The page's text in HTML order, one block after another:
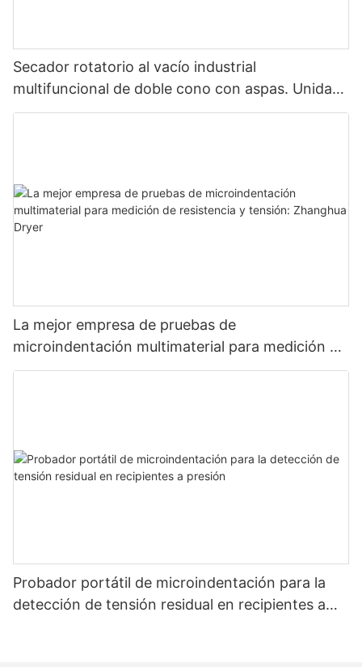
Secador rotatorio al vacío industrial
multifuncional de doble cono con aspas. Unidad
de secado multifuncional con aspas.
La mejor empresa de pruebas de
microindentación multimaterial para medición de
resistencia y tensión: Zhanghua Dryer
Probador portátil de microindentación para la
detección de tensión residual en recipientes a